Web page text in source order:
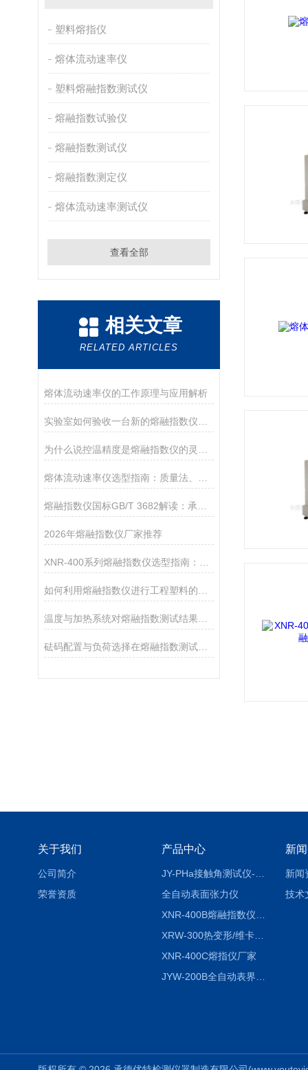
塑料熔指仪
熔体流动速率仪
塑料熔融指数测试仪
熔融指数试验仪
熔融指数测试仪
熔融指数测定仪
熔体流动速率测试仪
查看全部
相关文章
RELATED ARTICLES
熔体流动速率仪的工作原理与应用解析
2026年熔融指数仪厂家推荐
关于我们
公司简介
荣誉资质
产品中心
全自动表面张力仪
XRW-300热变形/维卡软化点温度测定仪
XNR-400C熔指仪厂家
新
新闻
技术